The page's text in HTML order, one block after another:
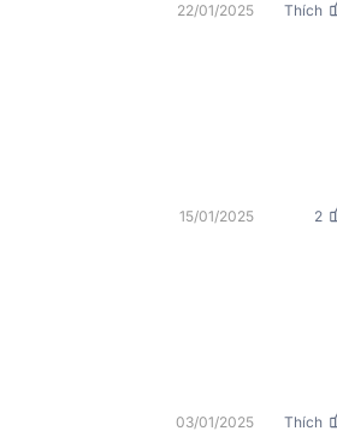
hình LCD và các nút chỉnh âm nhạc,
micro đảm bảo việc kết nối, tùy chỉnh
22/01/2025 Thích
15/01/2025 2
03/01/2025 Thích